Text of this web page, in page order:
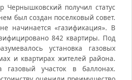
Чернышковский получил статус
был создан поселковый совет.
начинается «газификация». В
842 квартиры. Под
установка газовых
и квартирах жителей района.
газовый участок в баллонах.